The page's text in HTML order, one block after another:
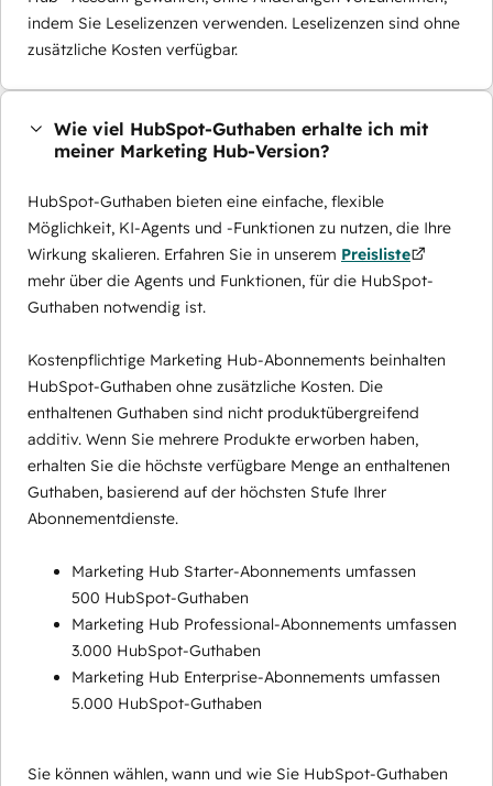
indem Sie Leselizenzen verwenden. Leselizenzen sind ohne
zusätzliche Kosten verfügbar.
Wie viel HubSpot-Guthaben erhalte ich mit
meiner Marketing Hub-Version?
HubSpot-Guthaben bieten eine einfache, flexible
Möglichkeit, KI-Agents und -Funktionen zu nutzen, die Ihre
Wirkung skalieren. Erfahren Sie in unserem Preisliste
mehr über die Agents und Funktionen, für die HubSpot-
Guthaben notwendig ist.
Kostenpflichtige Marketing Hub-Abonnements beinhalten
HubSpot-Guthaben ohne zusätzliche Kosten. Die
enthaltenen Guthaben sind nicht produktübergreifend
additiv. Wenn Sie mehrere Produkte erworben haben,
erhalten Sie die höchste verfügbare Menge an enthaltenen
Guthaben, basierend auf der höchsten Stufe Ihrer
Abonnementdienste.
Marketing Hub Starter-Abonnements umfassen
500 HubSpot-Guthaben
Marketing Hub Professional-Abonnements umfassen
3.000 HubSpot-Guthaben
Marketing Hub Enterprise-Abonnements umfassen
5.000 HubSpot-Guthaben
Sie können wählen, wann und wie Sie HubSpot-Guthaben